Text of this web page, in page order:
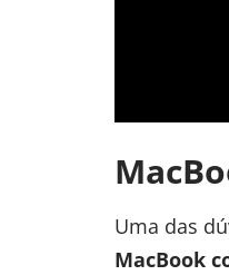
Uma das
MacBook